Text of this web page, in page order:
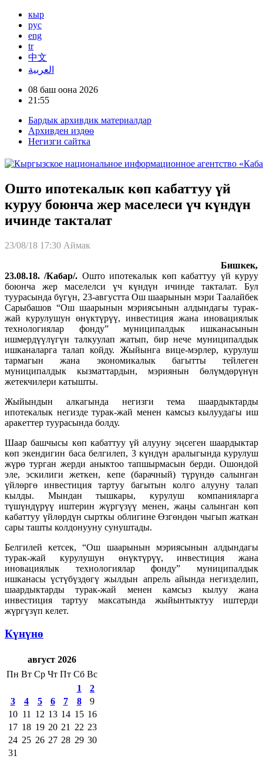
кыр
рус
eng
tr
中文
العربية
08 баш оона 2026
21:55
Бардык архивдик материалдар
Архивден издөө
Негизги сайтка
Ошто ипотекалык көп кабаттуу үй
куруу боюнча жер маселеси үч күндүн
ичинде такталат
23/08/18 17:30 Аймак
Бишкек,
23.08.18. /Кабар/. Ошто ипотекалык көп кабаттуу үй куруу
боюнча жер маселелси үч күндүн ичинде такталат. Бул
туурасында бүгүн, 23-августта Ош шаарынын мэри Таалайбек
Сарыбашов “Ош шаарынын мэриясынын алдындагы турак-
жай курулушун өнүктүрүү, инвестиция жана иновациялык
технологиялар фонду” муниципалдык ишканасынын
ишмердүүлүгүн талкуулап жатып, бир нече муниципалдык
ишканаларга талап койду. Жыйынга вице-мэрлер, курулуш
тармагын жана экономикалык багытты тейлеген
муниципалдык кызматтардын, мэриянын бөлүмдөрүнүн
жетекчилери катышты.
Жыйындын алкагында негизги тема шаардыктарды
ипотекалык негизде турак-жай менен камсыз кылуудагы иш
аракеттер туурасында болду.
Шаар башчысы көп кабаттуу үй алууну эңсеген шаардыктар
көп экендигин баса белгилеп, 3 күндүн аралыгында курулуш
жүрө турган жерди аныктоо тапшырмасын берди. Ошондой
эле, эскилиги жеткен, кепе (барачный) түрүндө салынган
үйлөргө инвестиция тартуу багытын колго алууну талап
кылды. Мындан тышкары, курулуш компанияларга
түшүндүрүү иштерин жүргүзүү менен, жаңы салынган көп
кабаттуу үйлөрдүн сырткы облигине Өзгөндөн чыгып жаткан
сары ташты колдонууну сунуштады.
Белгилей кетсек, “Ош шаарынын мэриясынын алдындагы
турак-жай курулушун өнүктүрүү, инвестиция жана
иновациялык технологиялар фонду” муниципалдык
ишканасы үстүбүздөгү жылдын апрель айында негизделип,
шаардыктарды турак-жай менен камсыз кылуу жана
инвестиция тартуу максатында жыйынтыктуу иштерди
жүргүзүп келет.
Күнүнө
август 2026
Пн Вт Ср Чт Пт Сб Вс
1
2
3
4 5 6 7 8
9
10 11 12 13 14 15 16
17 18 19 20 21 22 23
24 25 26 27 28 29 30
31